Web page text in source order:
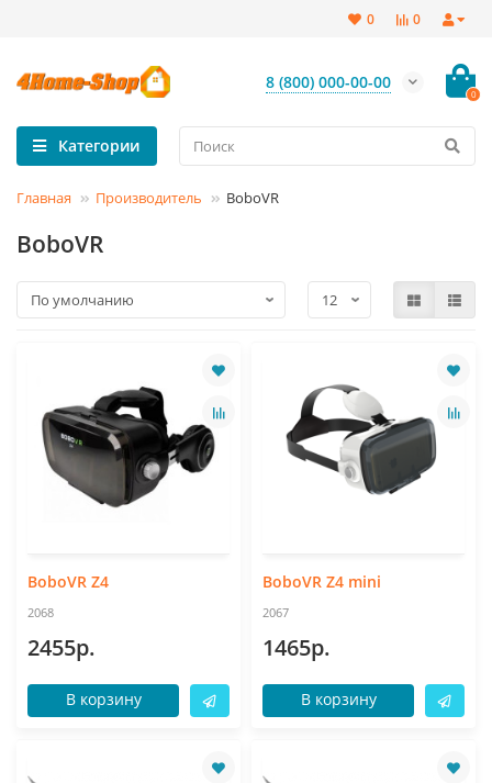
0
0
8 (800) 000-00-00
0
Категории
Главная Производитель BoboVR
BoboVR
BoboVR Z4
2068
2455р.
В корзину
BoboVR Z4 mini
2067
1465р.
В корзину